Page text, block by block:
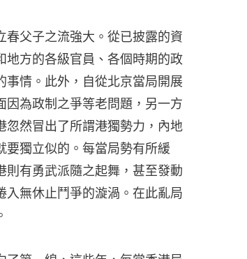
父子之流強大。從已披露的資
地方的各級官員、各個時期的政
事情。此外，自從北京當局開展
因為政制之爭等老問題，另一方
忽然冒出了所謂港獨勢力，內地
要獨立似的。每當局勢有所緩
有勇武派隨之起舞，甚至發動
入無休止鬥爭的漩渦。在此亂局